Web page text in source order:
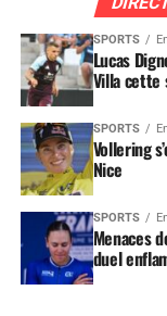
SPORTS
Lucas
Villa cette
SPORTS
Vollering
Nice
SPORTS
Menaces
duel